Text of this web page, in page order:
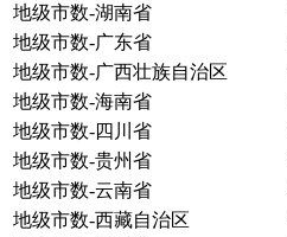
地级市数-湖南省
地级市数-广东省
地级市数-广西壮族自治区
地级市数-海南省
地级市数-四川省
地级市数-贵州省
地级市数-云南省
地级市数-西藏自治区